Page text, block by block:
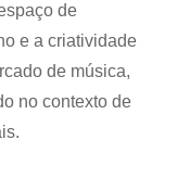
de
e a criatividade
de música,
no contexto de